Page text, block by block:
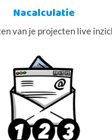
Nacalculatie
van je projecten live